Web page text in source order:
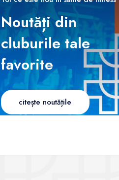
Noutăți din
cluburile tale
favorite
citește noutățile